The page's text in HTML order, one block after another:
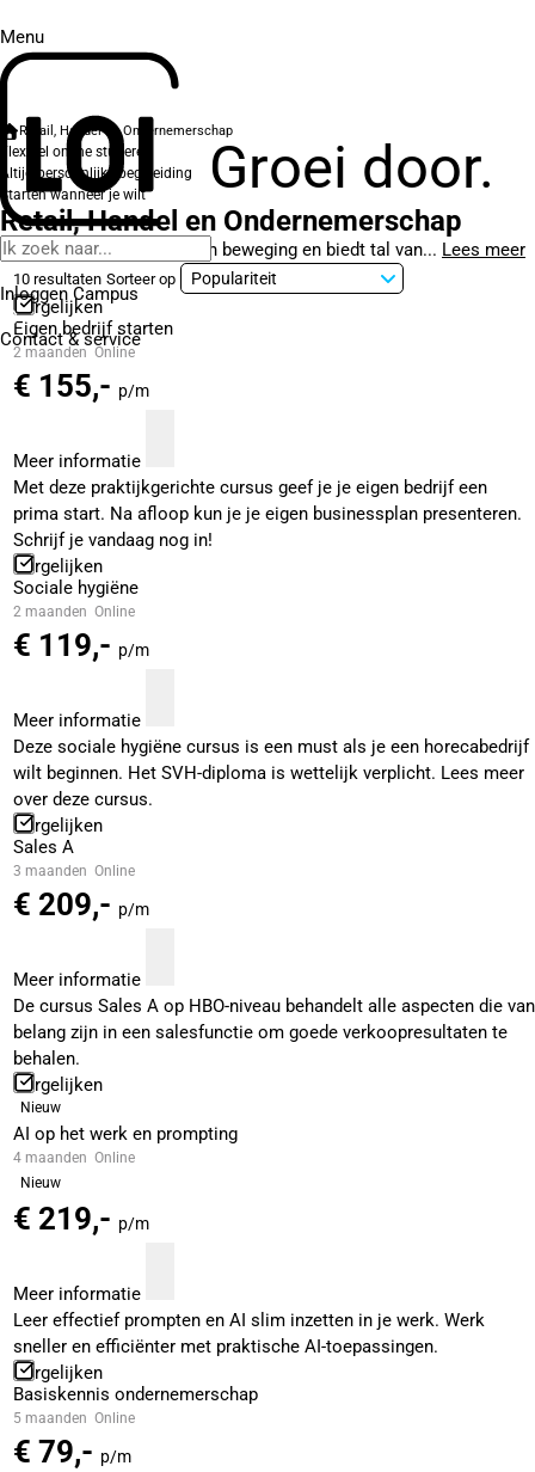
Menu
Groei door.
Inloggen Campus
Contact& service
Retail, Handel en Ondernemerschap
Flexibel online studeren
Altijd persoonlijke begeleiding
Starten wanneer je wilt
Retail, Handel en Ondernemerschap
De retailbranche is volop in beweging en biedt tal van... Lees meer
10 resultaten Sorteer op
Vergelijken
Eigen bedrijf starten
2 maanden Online
€ 155,- p/m
Meer informatie
Met deze praktijkgerichte cursus geef je je eigen bedrijf een
prima start. Na afloop kun je je eigen businessplan presenteren.
Schrijf je vandaag nog in!
Vergelijken
Sociale hygiëne
2 maanden Online
€ 119,- p/m
Meer informatie
Deze sociale hygiëne cursus is een must als je een horecabedrijf
wilt beginnen. Het SVH-diploma is wettelijk verplicht. Lees meer
over deze cursus.
Vergelijken
Sales A
3 maanden Online
€ 209,- p/m
Meer informatie
De cursus Sales A op HBO-niveau behandelt alle aspecten die van
belang zijn in een salesfunctie om goede verkoopresultaten te
behalen.
Vergelijken
Nieuw
AI op het werk en prompting
4 maanden Online
Nieuw
€ 219,- p/m
Meer informatie
Leer effectief prompten en AI slim inzetten in je werk. Werk
sneller en efficiënter met praktische AI-toepassingen.
Vergelijken
Basiskennis ondernemerschap
5 maanden Online
€ 79,- p/m